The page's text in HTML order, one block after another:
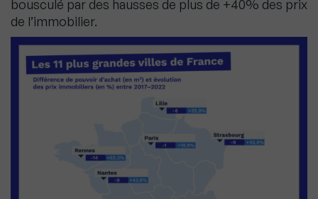
bousculé par des hausses de plus de +40% des prix
de l’immobilier.